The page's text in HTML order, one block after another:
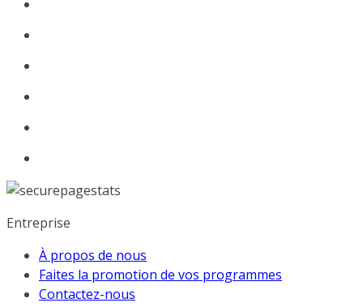
Entreprise
À propos de nous
Faites la promotion de vos programmes
Contactez-nous